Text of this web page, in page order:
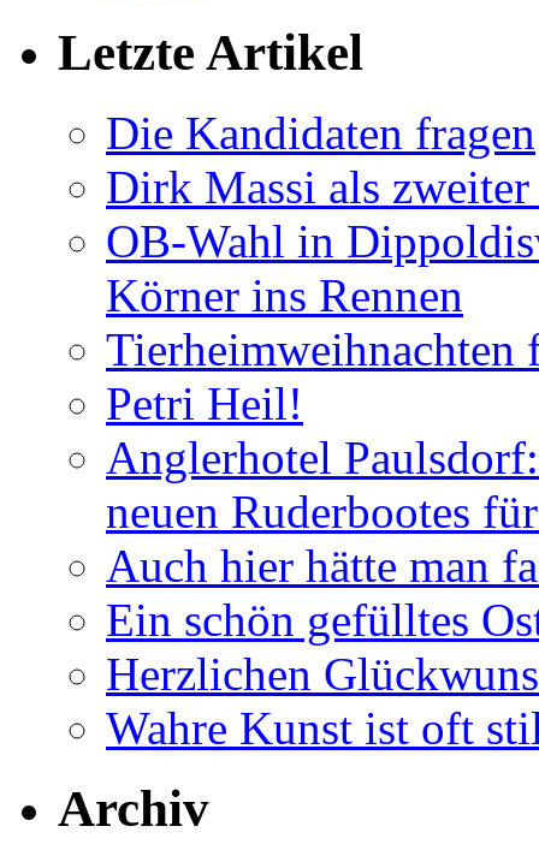
Letzte Artikel
Die Kandidaten fragen
Dirk Massi als
OB-Wahl in
Körner ins Rennen
Tierheimweihnachten
Petri Heil!
Anglerhotel
neuen Ruderbootes
Auch hier hätte man
Ein schön gefülltes
Herzlichen
Wahre Kunst ist oft
Archiv